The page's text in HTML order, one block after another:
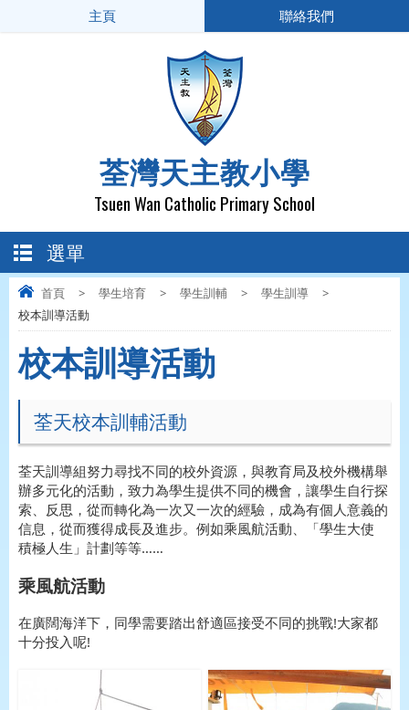
荃灣天主教小學
Tsuen Wan Catholic Primary School
主頁 聯絡我們
選單
首頁 > 學生培育 > 學生訓輔 > 學生訓導
>
校本訓導活動
校本訓導活動
荃天校本訓輔活動
荃天訓導組努力尋找不同的校外資源，與教育局及校外機構舉
辦多元化的活動，致力為學生提供不同的機會，讓學生自行探
索、反思，從而轉化為一次又一次的經驗，成為有個人意義的
信息，從而獲得成長及進步。例如乘風航活動、「學生大使
積極人生」計劃等等……
乘風航活動
在廣闊海洋下，同學需要踏出舒適區接受不同的挑戰!大家都
十分投入呢!